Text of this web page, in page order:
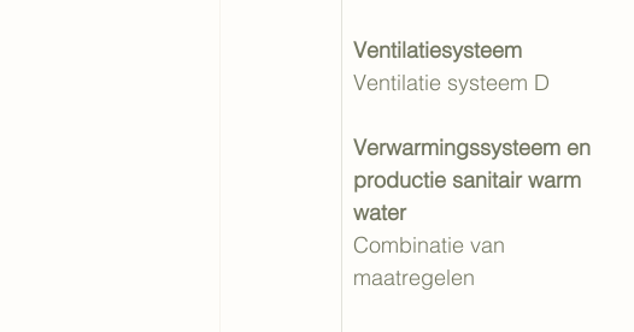
Ventilatiesysteem
Ventilatie systeem D
Verwarmingssysteem en
productie sanitair warm
water
Combinatie van
maatregelen